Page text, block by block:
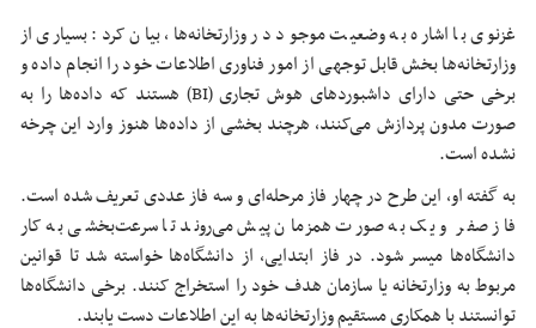
غزنوی با اشاره به وضعیت موجود در وزارتخانه‌ها، بیان کرد: بسیاری از
وزارتخانه‌ها بخش قابل توجهی از امور فناوری اطلاعات خود را انجام داده و
برخی حتی دارای داشبوردهای هوش تجاری (BI) هستند که داده‌ها را به
صورت مدون پردازش می‌کنند، هرچند بخشی از داده‌ها هنوز وارد این چرخه
نشده است.
به گفته او، این طرح در چهار فاز مرحله‌ای و سه فاز عددی تعریف شده است.
فاز صفر و یک به صورت همزمان پیش می‌روند تا سرعت‌بخشی به کار
دانشگاه‌ها میسر شود. در فاز ابتدایی، از دانشگاه‌ها خواسته شد تا قوانین
مربوط به وزارتخانه یا سازمان هدف خود را استخراج کنند. برخی دانشگاه‌ها
توانستند با همکاری مستقیم وزارتخانه‌ها به این اطلاعات دست یابند.